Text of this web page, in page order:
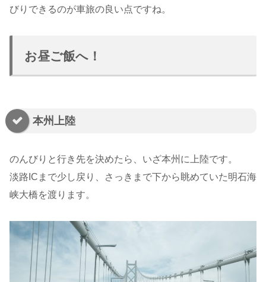
びりできるのが車旅の良い点ですね。
お昼ご飯へ！
本州上陸
のんびりと行き先を決めたら、いざ本州に上陸です。
淡路ICまで少し戻り、さっきまで下から眺めていた明石海
峡大橋を渡ります。